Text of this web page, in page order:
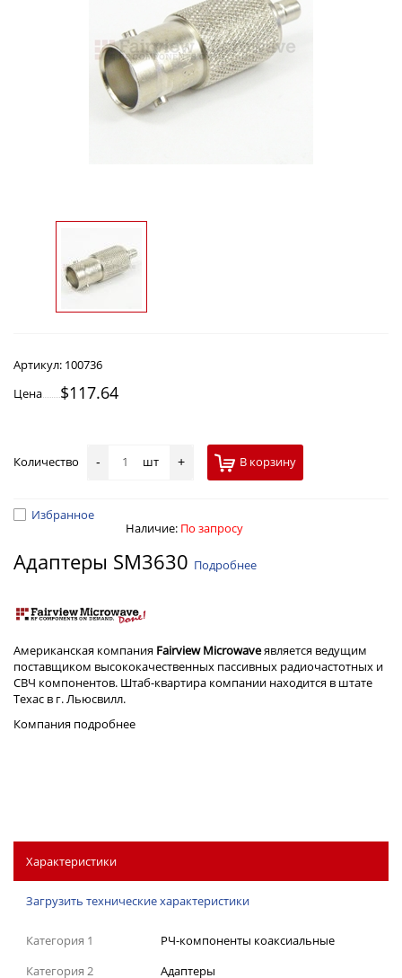
Артикул: 100736
Цена
$117.64
Количество - шт + В корзину
Избранное
Наличие: По запросу
Адаптеры SM3630 Подробнее
Американская компания Fairview Microwaveявляется ведущим
поставщиком высококачественных пассивных радиочастотных и
СВЧ компонентов. Штаб-квартира компании находится в штате
Техас в г. Льюсвилл.
Компания подробнее
Характеристики
Загрузить технические характеристики
Категория 1
РЧ-компоненты коаксиальные
Категория 2
Адаптеры